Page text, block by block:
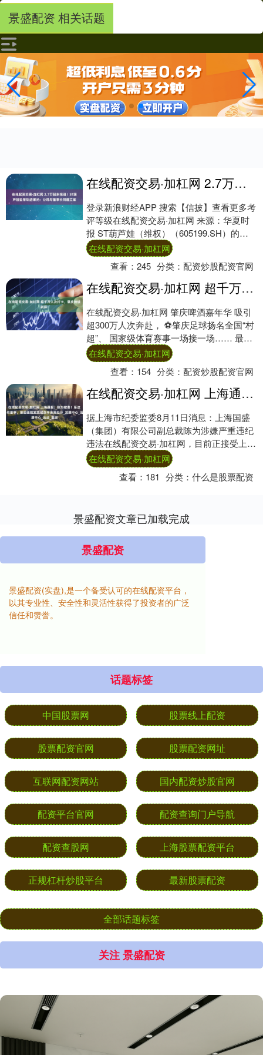
景盛配资 相关话题
在线配资交易·加杠网 2.7万股东惊魂！ST葫芦娃坠落轨迹曝光：公司与董事长同遭立案
登录新浪财经APP 搜索【信披】查看更多考
评等级在线配资交易·加杠网 来源：华夏时
报 ST葫芦娃（维权）（605199.SH）的
2025年，犹如一季跌宕起伏的连....
在线配资交易·加杠网
查看：245 分类：配资炒股配资官网
在线配资交易·加杠网 超千万人次打卡，肇庆持续刷屏！
在线配资交易·加杠网 肇庆啤酒嘉年华 吸引
超300万人次奔赴， ⚽️肇庆足球扬名全国“村
超”、 国家级体育赛事一场接一场…… 最
近，肇庆这座宝藏城市 因“文旅+....
在线配资交易·加杠网
查看： 154 分类：配资炒股配资官网
在线配资交易·加杠网 上海通报：陈为被查！系这家A股公司董事，曾因违规发放纪念手表受处分_发展中心_活动_集团
据上海市纪委监委8月11日消息：上海国盛
（集团）有限公司副总裁陈为涉嫌严重违纪
违法在线配资交易·加杠网，目前正接受上海
市纪委监委纪律审查和监察调查。 陈为（资
料....
在线配资交易·加杠网
查看： 181 分类：什么是股票配资
景盛配资文章已加载完成
景盛配资
景盛配资(实盘),是一个备受认可的在线配资平台，
以其专业性、安全性和灵活性获得了投资者的广泛
信任和赞誉。
话题标签
中国股票网 股票线上配资
股票配资官网 股票配资网址
互联网配资网站 国内配资炒股官网
配资平台官网 配资查询门户导航
配资查股网 上海股票配资平台
正规杠杆炒股平台 最新股票配资
全部话题标签
关注 景盛配资